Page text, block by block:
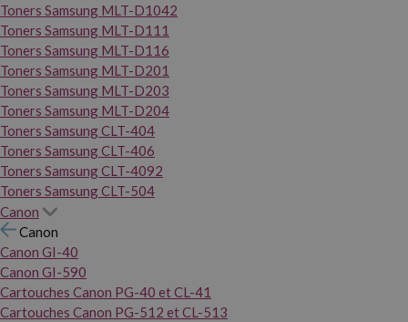
Toners Samsung MLT-D1042
Toners Samsung MLT-D111
Toners Samsung MLT-D116
Toners Samsung MLT-D201
Toners Samsung MLT-D203
Toners Samsung MLT-D204
Toners Samsung CLT-404
Toners Samsung CLT-406
Toners Samsung CLT-4092
Toners Samsung CLT-504
Canon
Canon
Canon GI-40
Canon GI-590
Cartouches Canon PG-40 et CL-41
Cartouches Canon PG-512 et CL-513